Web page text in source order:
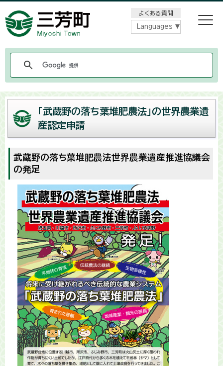
よくある質問
Languages
「武蔵野の落ち葉堆肥農法」の世界農業遺
産認定申請
武蔵野の落ち葉堆肥農法世界農業遺産推進協議会
の発足